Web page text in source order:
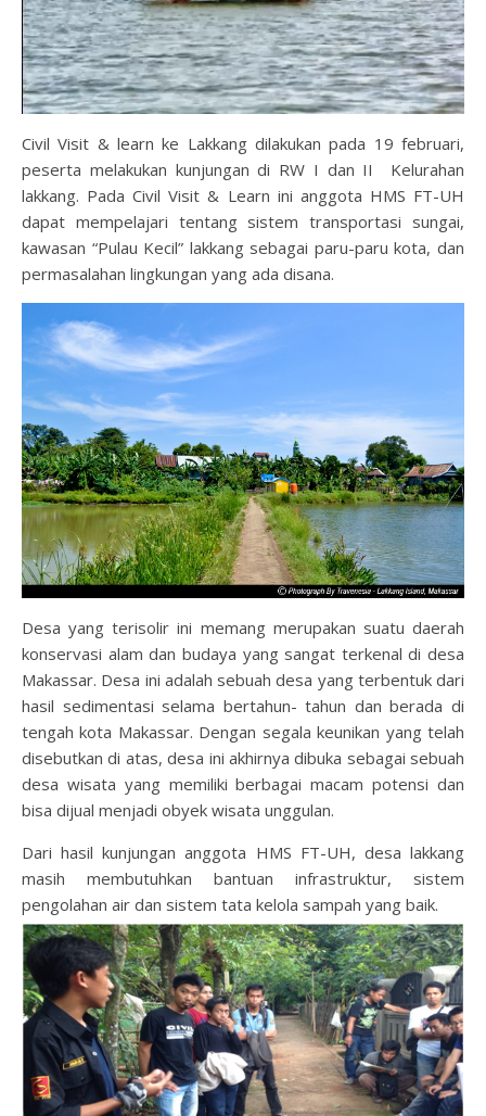
Civil Visit & learn ke Lakkang dilakukan pada 19 februari,
peserta melakukan kunjungan di RW I dan II Kelurahan
lakkang. Pada Civil Visit & Learn ini anggota HMS FT-UH
dapat mempelajari tentang sistem transportasi sungai,
kawasan “Pulau Kecil” lakkang sebagai paru-paru kota, dan
permasalahan lingkungan yang ada disana.
Desa yang terisolir ini memang merupakan suatu daerah
konservasi alam dan budaya yang sangat terkenal di desa
Makassar. Desa ini adalah sebuah desa yang terbentuk dari
hasil sedimentasi selama bertahun- tahun dan berada di
tengah kota Makassar. Dengan segala keunikan yang telah
disebutkan di atas, desa ini akhirnya dibuka sebagai sebuah
desa wisata yang memiliki berbagai macam potensi dan
bisa dijual menjadi obyek wisata unggulan.
Dari hasil kunjungan anggota HMS FT-UH, desa lakkang
masih membutuhkan bantuan infrastruktur, sistem
pengolahan air dan sistem tata kelola sampah yang baik.